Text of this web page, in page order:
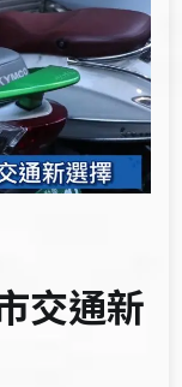
交通新